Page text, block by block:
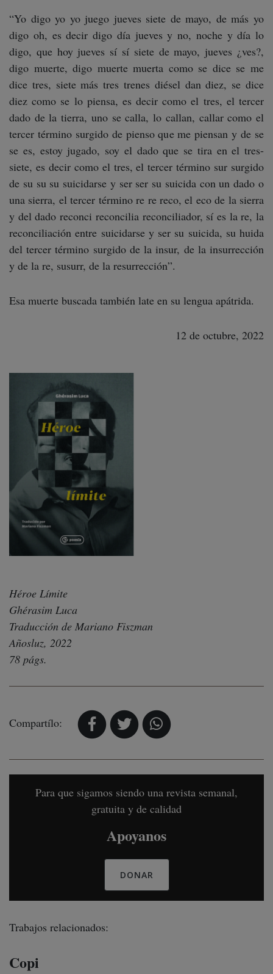
“Yo digo yo yo juego jueves siete de mayo, de más yo
digo oh, es decir digo día jueves y no, noche y día lo
digo, que hoy jueves sí sí siete de mayo, jueves ¿ves?,
digo muerte, digo muerte muerta como se dice se me
dice tres, siete más tres trenes diésel dan diez, se dice
diez como se lo piensa, es decir como el tres, el tercer
dado de la tierra, uno se calla, lo callan, callar como el
tercer término surgido de pienso que me piensan y de se
se es, estoy jugado, soy el dado que se tira en el tres-
siete, es decir como el tres, el tercer término sur surgido
de su su su suicidarse y ser ser su suicida con un dado o
una sierra, el tercer término re re reco, el eco de la sierra
y del dado reconci reconcilia reconciliador, sí es la re, la
reconciliación entre suicidarse y ser su suicida, su huida
del tercer término surgido de la insur, de la insurrección
y de la re, susurr, de la resurrección”.
Esa muerte buscada también late en su lengua apátrida.
12 de octubre, 2022
Héroe Límite
Ghérasim Luca
Traducción de Mariano Fiszman
Añosluz, 2022
78 págs.
Compartílo:
Para que sigamos siendo una revista semanal,
gratuita y de calidad
Apoyanos
DONAR
Trabajos relacionados:
Copi